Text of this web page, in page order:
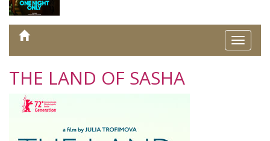
Toggle
THE LAND OF SASHA